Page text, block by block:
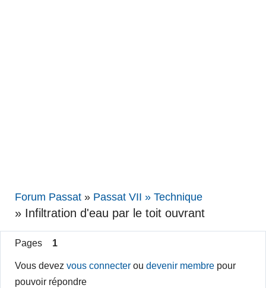
Forum Passat » Passat VII » Technique
» Infiltration d'eau par le toit ouvrant
Pages 1
Vous devezvous connecter oudevenir membre pour
pouvoir répondre